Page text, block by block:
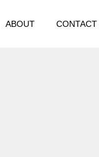
ABOUT CONTACT